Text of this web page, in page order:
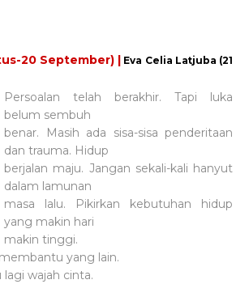
20 September) | Eva Celia Latjuba (21
Persoalan telah berakhir. Tapi luka
belum sembuh
benar. Masih ada sisa-sisa penderitaan
dan trauma. Hidup
berjalan maju. Jangan sekali-kali hanyut
dalam lamunan
masa lalu. Pikirkan kebutuhan hidup
yang makin hari
makin tinggi.
yang lain.
lagi wajah cinta.